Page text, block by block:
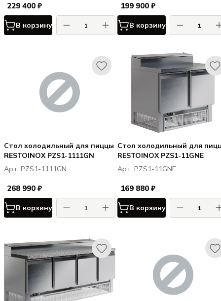
229 400 ₽
В корзину
199 900 ₽
В корзину
Стол холодильный для пиццы
RESTOINOX PZS1-1111GN
Арт. PZS1-1111GN
268 990 ₽
В корзину
Стол холодильный для
RESTOINOX PZS1-11GNE
Арт. PZS1-11GNE
169 880 ₽
В корзину